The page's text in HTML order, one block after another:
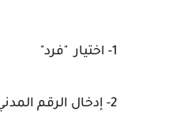
1- اختيار "فرد"
2- إدخال الرقم المدني للفرد